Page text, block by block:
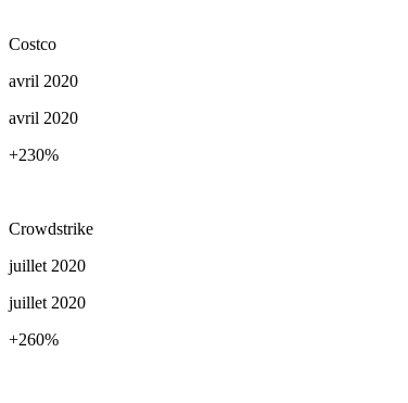
Costco
avril 2020
avril 2020
+230%
Crowdstrike
juillet 2020
juillet 2020
+260%